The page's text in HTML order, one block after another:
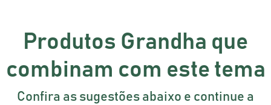
Produtos Grandha que
combinam com este tema
Confira as sugestões abaixo e continue a